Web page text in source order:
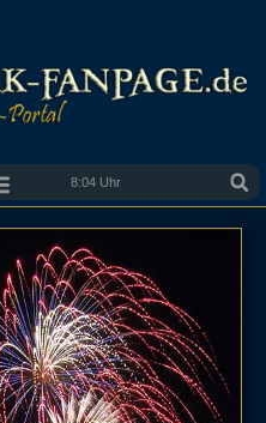
8:04 Uhr